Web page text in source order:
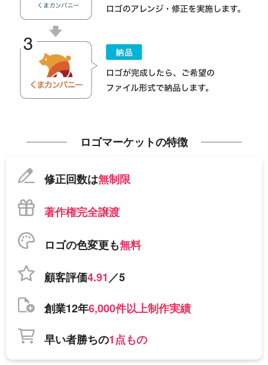
ロゴマーケットの特徴
修正回数は無制限
著作権完全譲渡
ロゴの色変更も無料
顧客評価4.91／5
創業12年6,000件以上制作実績
早い者勝ちの1点もの